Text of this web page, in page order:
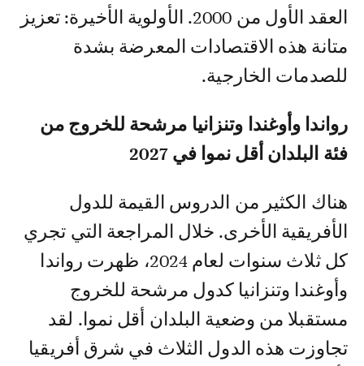
العقد الأول من 2000. الأولوية الأخيرة: تعزيز
متانة هذه الاقتصادات المعرضة بشدة
للصدمات الخارجية.
رواندا وأوغندا وتنزانيا مرشحة للخروج من
فئة البلدان أقل نموا في 2027
هناك الكثير من الدروس القيمة للدول
الأفريقية الأخرى. خلال المراجعة التي تجري
كل ثلاث سنوات لعام 2024، ظهرت رواندا
وأوغندا وتنزانيا كدول مرشحة للخروج
مستقبلا من وضعية البلدان أقل نموا. لقد
تجاوزت هذه الدول الثلاث في شرق أفريقيا